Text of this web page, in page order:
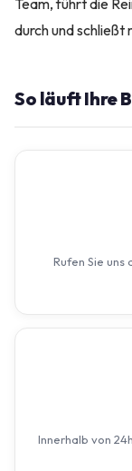
durch und
So läuft Ihre
Rufen Sie uns
Innerhalb von